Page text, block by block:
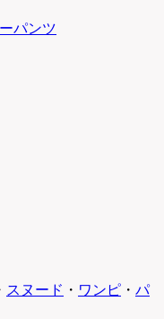
パンツ
スヌード ・ ワンピ ・ パ